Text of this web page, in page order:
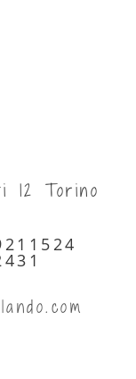
12 Torino